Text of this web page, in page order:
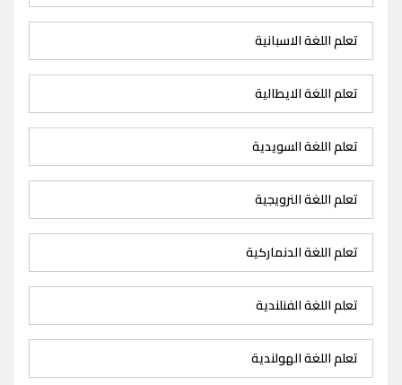
تعلم اللغة الاسبانية
تعلم اللغة الايطالية
تعلم اللغة السويدية
تعلم اللغة النرويجية
تعلم اللغة الدنماركية
تعلم اللغة الفنلندية
تعلم اللغة الهولندية